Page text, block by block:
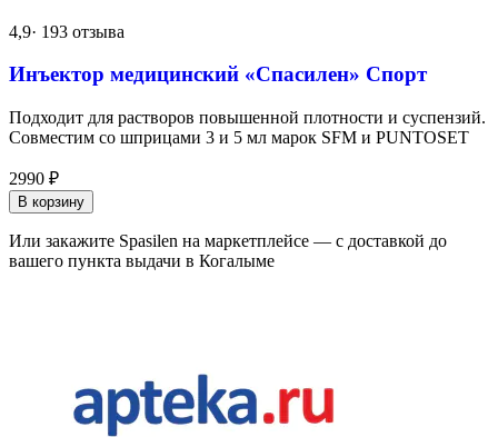
4,9· 193 отзыва
Инъектор медицинский «Спасилен» Спорт
Подходит для растворов повышенной плотности и суспензий.
Совместим со шприцами 3 и 5 мл марок SFM и PUNTOSET
2990 ₽
В корзину
Или закажите Spasilen на маркетплейсе — с доставкой до
вашего пункта выдачи в Когалыме